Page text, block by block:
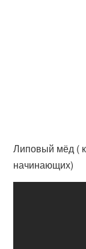
Липовый мёд (
начинающих)